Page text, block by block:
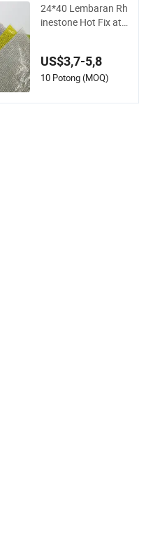
24*40 Lembaran Rh
inestone Hot Fix ata
US$3,7-5,8
10 Potong (MOQ)